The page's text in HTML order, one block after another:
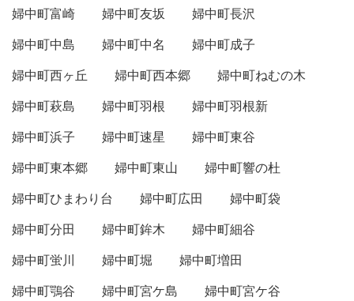
婦中町富崎
婦中町友坂
婦中町長沢
婦中町中島
婦中町中名
婦中町成子
婦中町西ヶ丘
婦中町西本郷
婦中町ねむの木
婦中町萩島
婦中町羽根
婦中町羽根新
婦中町浜子
婦中町速星
婦中町東谷
婦中町東本郷
婦中町東山
婦中町響の杜
婦中町ひまわり台
婦中町広田
婦中町袋
婦中町分田
婦中町鉾木
婦中町細谷
婦中町蛍川
婦中町堀
婦中町増田
婦中町鶚谷
婦中町宮ケ島
婦中町宮ケ谷